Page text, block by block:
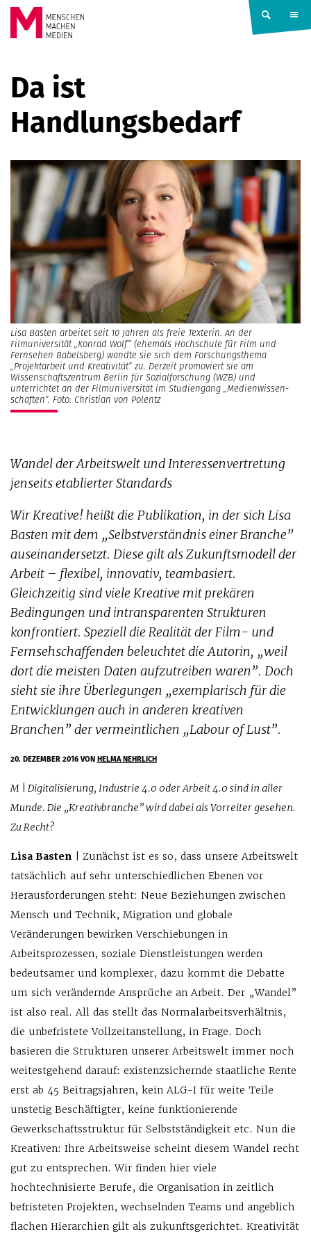
Springe zum Inhalt
MACHEN
MEDIEN
Da ist
Handlungsbedarf
Lisa Basten arbeitet seit 10 Jahren als freie Texterin. An der
Filmuniversität „Konrad Wolf” (ehemals Hochschule für Film und
Fernsehen Babelsberg) wandte sie sich dem Forschungsthema
„Projektarbeit und Kreativität” zu. Derzeit promoviert sie am
Wissenschaftszentrum Berlin für Sozialforschung (WZB) und
unterrichtet an der Filmuniversität im Studiengang „Medienwissen­
schaften”. Foto: Christian von Polentz
Wandel der Arbeitswelt und Interessenvertretung
jenseits etablierter Standards
Wir Kreative! heißt die Publikation, in der sich Lisa
Basten mit dem „Selbstverständnis einer Branche”
auseinandersetzt. Diese gilt als Zukunftsmodell der
Arbeit – flexibel, innovativ, teambasiert.
Gleichzeitig sind viele Kreative mit prekären
Bedingungen und intransparenten Strukturen
konfrontiert. Speziell die Realität der Film- und
Fernsehschaffenden beleuchtet die Autorin, „weil
dort die meisten Daten aufzutreiben waren”. Doch
sieht sie ihre Überlegungen „exemplarisch für die
Entwicklungen auch in anderen kreativen
Branchen” der vermeintlichen „Labour of Lust”.
20. DEZEMBER 2016VONHELMA NEHRLICH
M | Digitalisierung, Industrie 4.0 oder Arbeit 4.0 sind in aller
Munde. Die „Kreativbranche” wird dabei als Vorreiter gesehen.
Zu Recht?
Lisa Basten | Zunächst ist es so, dass unsere Arbeitswelt
tatsächlich auf sehr unterschiedlichen Ebenen vor
Herausforderungen steht: Neue Beziehungen zwischen
Mensch und Technik, Migra­tion und globale
Veränderungen bewirken Verschiebungen in
Arbeitsprozessen, soziale Dienstleistungen werden
bedeutsamer und komplexer, dazu kommt die Debatte
um sich verändernde Ansprüche an Arbeit. Der „Wandel”
ist also real. All das stellt das Normal­arbeitsverhältnis,
die unbefristete Vollzeitanstellung, in Frage. Doch
basieren die Strukturen unserer Arbeitswelt immer noch
weitestgehend darauf: existenzsichernde staatliche Rente
erst ab 45 Beitragsjahren, kein ALG-I für weite Teile
unstetig Beschäftigter, keine funktionierende
Gewerkschaftsstruktur für Selbstständigkeit etc. Nun die
Kreativen: Ihre Arbeitsweise scheint diesem Wandel recht
gut zu entsprechen. Wir finden hier viele
hochtechnisierte Berufe, die Organisation in zeitlich
befristeten Projekten, wechselnden Teams und angeblich
flachen Hierarchien gilt als zukunftsgerichtet. Kreativität